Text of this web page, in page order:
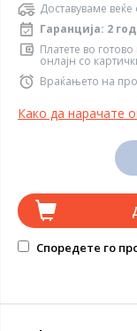
Доставуваме веќе
Гаранција: 2
Платете во
онлајн со
Враќањето на
Како да нарачате
Споредете го